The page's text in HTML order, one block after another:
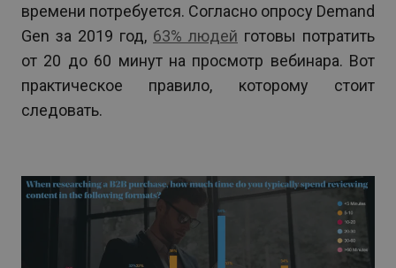
времени потребуется. Согласно опросу Demand
Gen за 2019 год, 63% людей готовы потратить
от 20 до 60 минут на просмотр вебинара. Вот
практическое правило, которому стоит
следовать.